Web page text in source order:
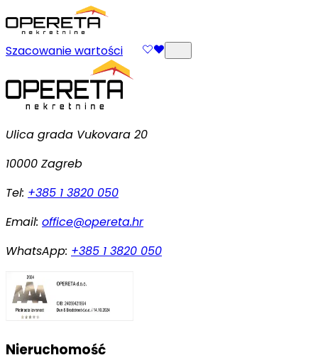
Szacowanie wartości
Ulica grada Vukovara 20
10000 Zagreb
Tel: +385 1 3820 050
Email: office@opereta.hr
WhatsApp: +385 1 3820 050
Nieruchomość